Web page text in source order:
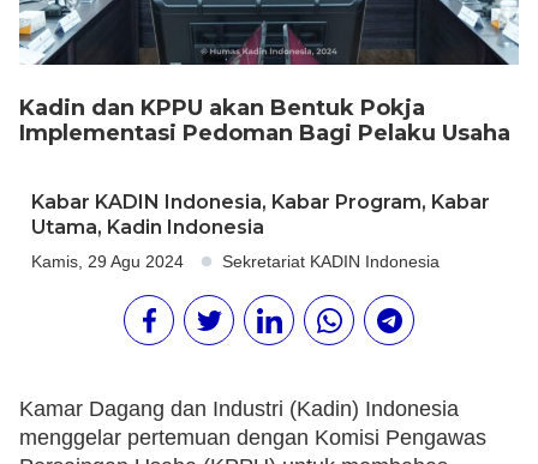
Kadin dan KPPU akan Bentuk Pokja
Implementasi Pedoman Bagi Pelaku Usaha
Kabar KADIN Indonesia, Kabar Program, Kabar
Utama, Kadin Indonesia
Kamis, 29 Agu 2024 Sekretariat KADIN Indonesia
Kamar Dagang dan Industri (Kadin) Indonesia
menggelar pertemuan dengan Komisi Pengawas